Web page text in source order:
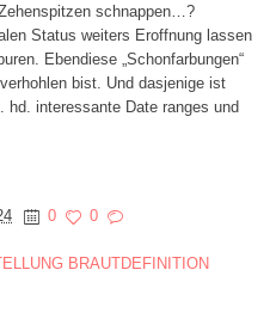
schnappen…?
Status weiters Eroffnung lassen
Ebendiese „Schonfarbungen“
bist. Und dasjenige ist
interessante Date ranges und
0 0
BRAUTDEFINITION